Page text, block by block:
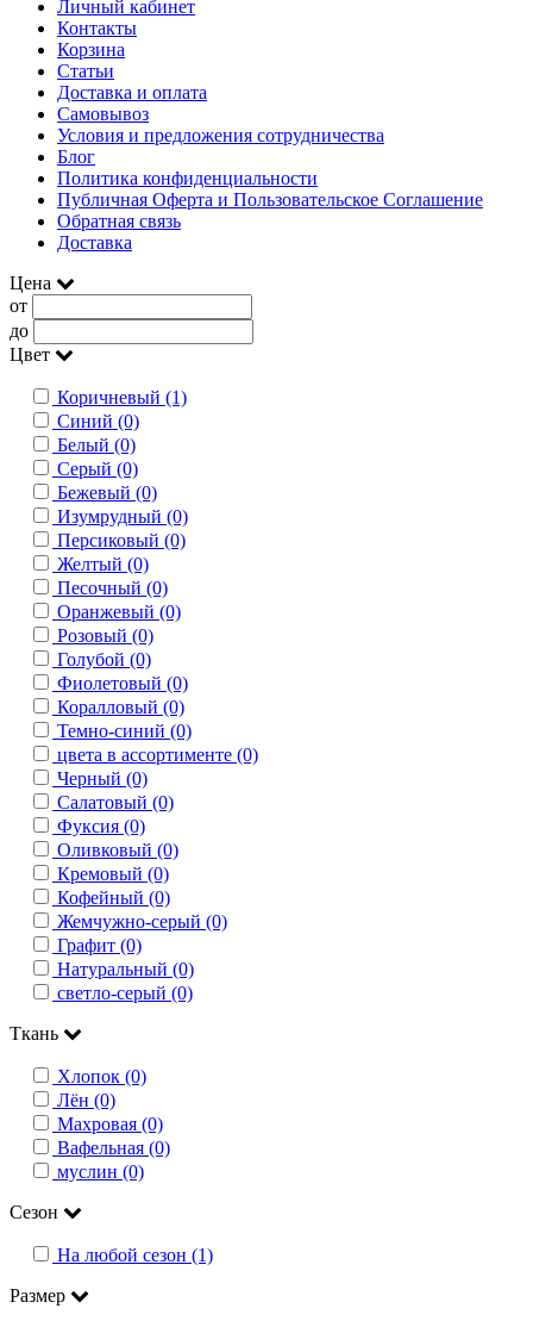
Личный кабинет
Контакты
Корзина
Статьи
Доставка и оплата
Самовывоз
Условия и предложения сотрудничества
Блог
Политика конфиденциальности
Публичная Оферта и Пользовательское Соглашение
Обратная связь
Доставка
Цена
от
до
Цвет
Коричневый (1)
Синий (0)
Белый (0)
Серый (0)
Бежевый (0)
Изумрудный (0)
Персиковый (0)
Желтый (0)
Песочный (0)
Оранжевый (0)
Розовый (0)
Голубой (0)
Фиолетовый (0)
Коралловый (0)
Темно-синий (0)
цвета в ассортименте (0)
Черный (0)
Салатовый (0)
Фуксия (0)
Оливковый (0)
Кремовый (0)
Кофейный (0)
Жемчужно-серый (0)
Графит (0)
Натуральный (0)
светло-серый (0)
Ткань
Хлопок (0)
Лён (0)
Махровая (0)
Вафельная (0)
муслин (0)
Сезон
На любой сезон (1)
Размер